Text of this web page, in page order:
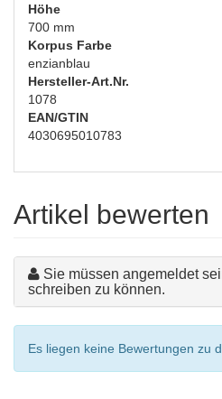
Höhe
700 mm
Korpus Farbe
enzianblau
Hersteller-Art.Nr.
1078
EAN/GTIN
4030695010783
Artikel bewerten
Sie müssen angemeldet
schreiben zu können.
Es liegen keine Bewertungen zu